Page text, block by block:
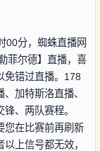
00分，蜘蛛直播网
菲尔德】直播，喜
免错过直播。178
加特斯洛直播、
、两队赛程。
您在比赛前再刷新
上信号都无效，